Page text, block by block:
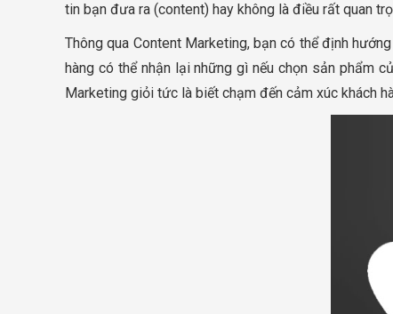
tin bạn đưa ra (content) hay không là điều rất quan
Thông qua Content Marketing, bạn có thể định
hàng có thể nhận lại những gì nếu chọn sản phẩm
Marketing giỏi tức là biết chạm đến cảm xúc khách